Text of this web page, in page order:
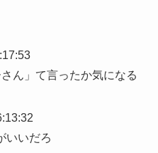
ん」て言ったか気になる
いいだろ